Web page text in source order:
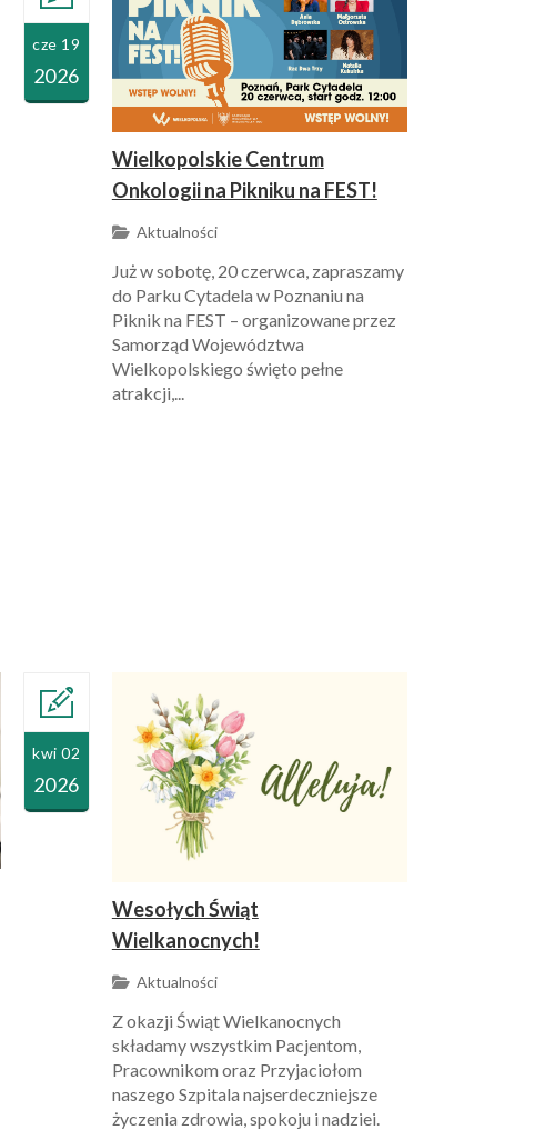
cze 19
2026
Wielkopolskie Centrum
Onkologii na Pikniku na FEST!
Aktualności
Już w sobotę, 20 czerwca, zapraszamy
do Parku Cytadela w Poznaniu na
Piknik na FEST – organizowane przez
Samorząd Województwa
Wielkopolskiego święto pełne
atrakcji,...
kwi 02
2026
Wesołych Świąt
Wielkanocnych!
Aktualności
Z okazji Świąt Wielkanocnych
składamy wszystkim Pacjentom,
Pracownikom oraz Przyjaciołom
naszego Szpitala najserdeczniejsze
życzenia zdrowia, spokoju i nadziei.